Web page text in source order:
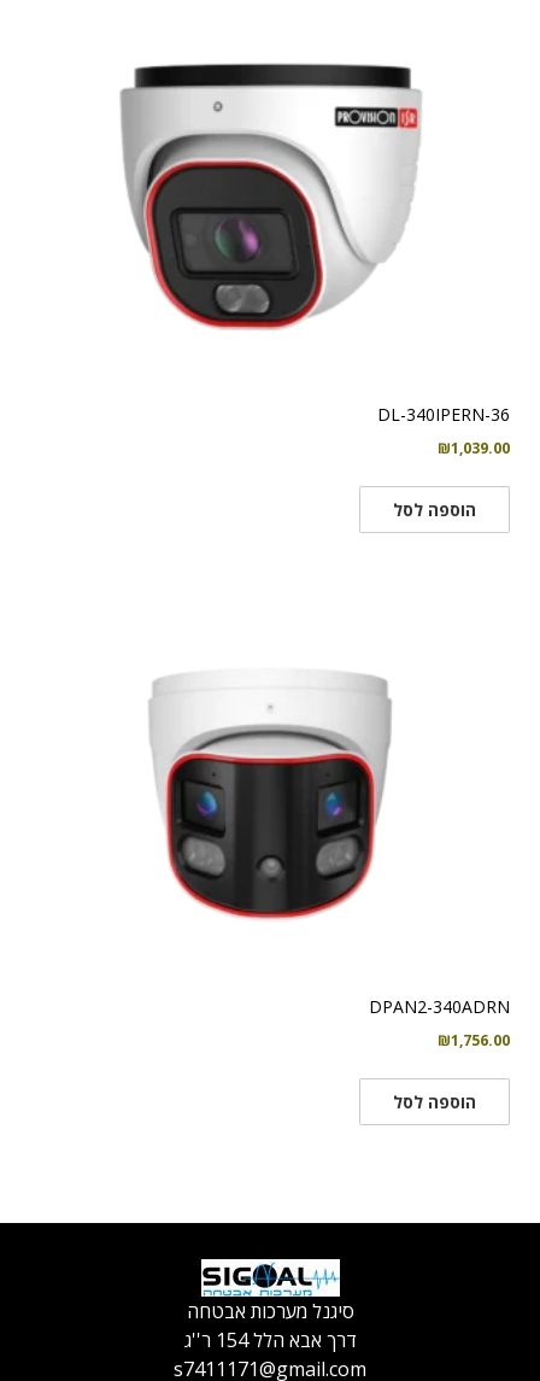
DL-340IPERN-36
₪1,039.00
הוספה לסל
DPAN2-340ADRN
₪1,756.00
הוספה לסל
סיגנל מערכות אבטחה
דרך אבא הלל 154 ר''ג
s7411171@gmail.com